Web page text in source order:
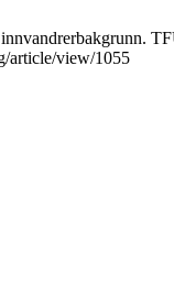
article/view/1055